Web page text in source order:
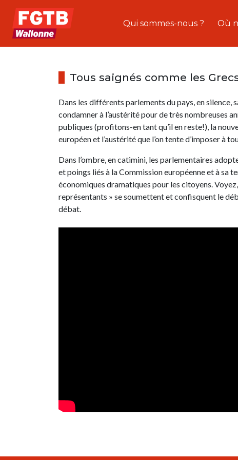
Qui sommes-nous ? Où
Tous saignés comme les
Dans les différents parlements du pays, en silence,
condamner à l’austérité pour de très nombreuses
publiques (profitons-en tant qu’il en reste!), la
européen et l’austérité que l’on tente d’imposer à
Dans l’ombre, en catimini, les parlementaires
et poings liés à la Commission européenne et à sa
économiques dramatiques pour les citoyens.
représentants » se soumettent et confisquent le
débat.